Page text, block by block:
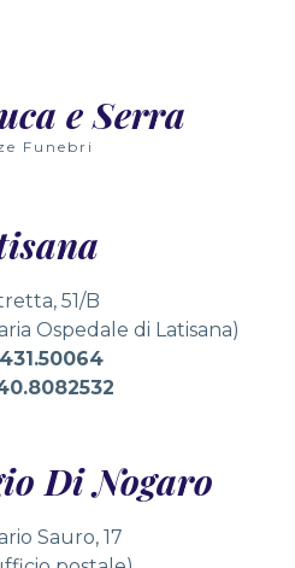
e Serra
Funebri
51/B
Ospedale di Latisana)
Di Nogaro
Sauro, 17